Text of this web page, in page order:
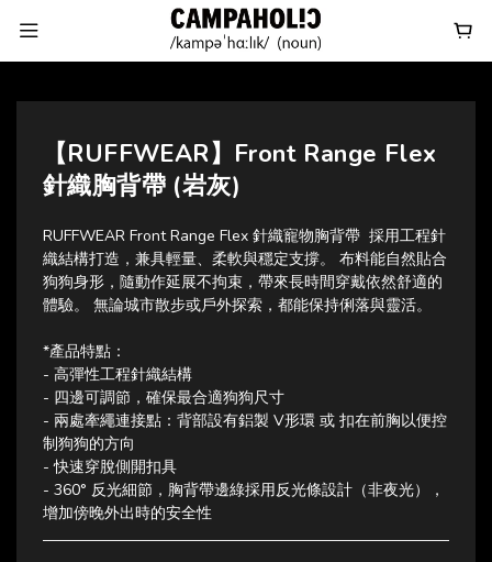
【RUFFWEAR】Front Range Flex
針織胸背帶 (岩灰)
RUFFWEAR Front Range Flex 針織寵物胸背帶  採用工程針
織結構打造，兼具輕量、柔軟與穩定支撐。 布料能自然貼合
狗狗身形，隨動作延展不拘束，帶來長時間穿戴依然舒適的
體驗。 無論城市散步或戶外探索，都能保持俐落與靈活。
*產品特點：
- 高彈性工程針織結構
- 四邊可調節，確保最合適狗狗尺寸
- 兩處牽繩連接點：背部設有鋁製 V形環 或 扣在前胸以便控
制狗狗的方向
- 快速穿脫側開扣具
- 360° 反光細節，胸背帶邊綠採用反光條設計（非夜光），
增加傍晚外出時的安全性